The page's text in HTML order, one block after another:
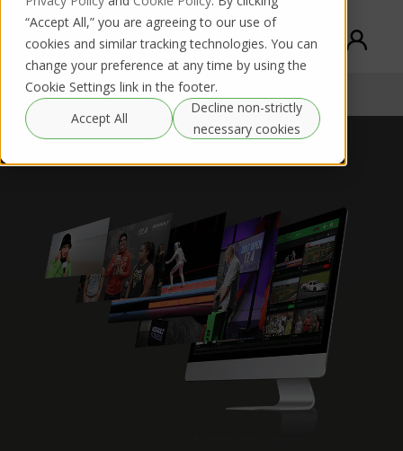
“Accept All,” you are agreeing to our use of
cookies and similar tracking technologies. You can
change your preference at any time by using the
Cookie Settings link in the footer.
Accept All
Decline non-strictly
necessary cookies
TVU Grid Documentation Comprar / Alugar